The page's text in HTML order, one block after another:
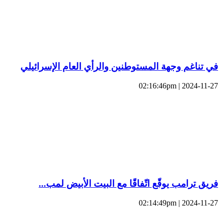
في تناغم وجهة المستوطنين والرأي العام الإسرائيلي
2024-11-27 | 02:16:46pm
فريق ترامب يوقّع اتّفاقًا مع البيت الأبيض لمب...
2024-11-27 | 02:14:49pm